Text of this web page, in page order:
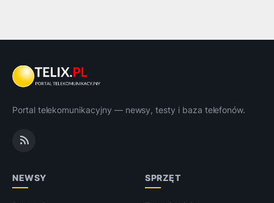
Portal telekomunikacyjny — newsy, testy i baza telefonów.
NEWSY SPRZĘT